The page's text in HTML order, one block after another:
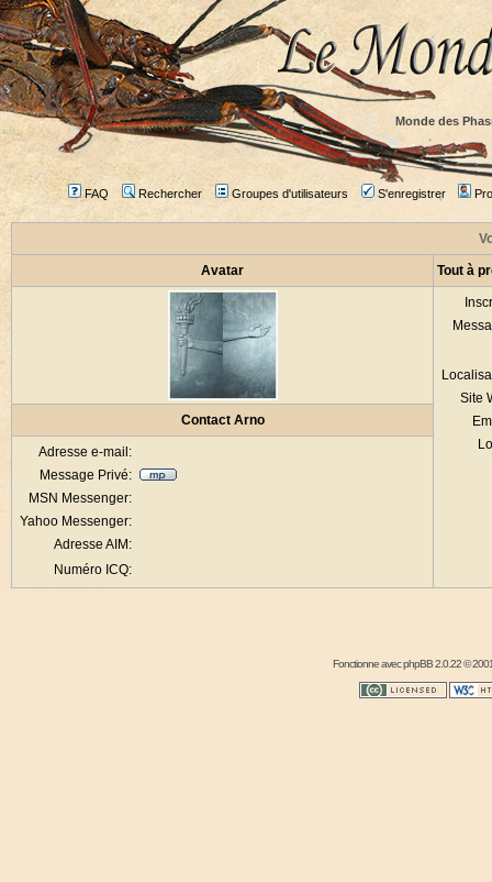
Monde des
FAQ Rechercher Groupes d'utilisateurs S'enregistrer
Avatar Tout à
Site
Contact Arno
Adresse e-mail:
Message Privé:
MSN Messenger:
Yahoo Messenger:
Adresse AIM:
Numéro ICQ:
Fonctionne avecphpBB2.0.22 ©